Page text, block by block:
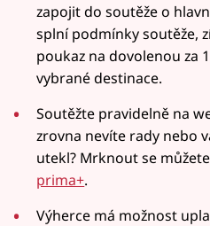
zapojit do soutěže o
splní podmínky soutěže,
poukaz na dovolenou za
vybrané destinace.
Soutěžte pravidelně na
zrovna nevíte rady nebo
utekl? Mrknout se
prima+.
Výherce má možnost